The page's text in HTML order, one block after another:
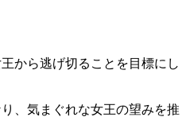
から逃げ切ることを目標にし
、気まぐれな女王の望みを推